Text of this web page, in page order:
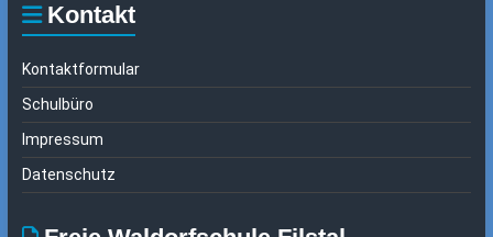
Kontakt
Kontaktformular
Schulbüro
Impressum
Datenschutz